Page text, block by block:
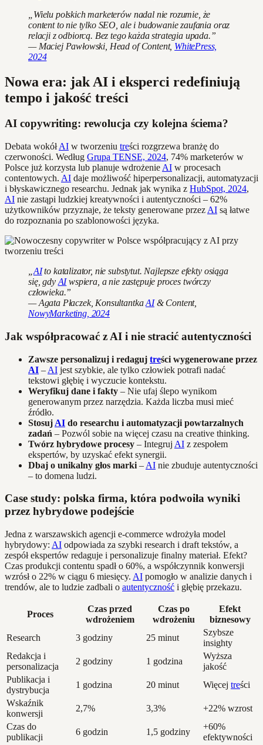
„Wielu polskich marketerów nadal nie rozumie, że
content to nie tylko SEO, ale i budowanie zaufania oraz
relacji z odbiorcą. Bez tego każda strategia upada.”
— Maciej Pawłowski, Head of Content, WhitePress,
2024
Nowa era: jak AI i eksperci redefiniują
tempo i jakość treści
AI copywriting: rewolucja czy kolejna ściema?
Debata wokółAI w tworzeniu treści rozgrzewa branżę do
czerwoności. Według Grupa TENSE, 2024, 74% marketerów w
Polsce już korzysta lub planuje wdrożenie AI w procesach
contentowych. AI daje możliwość hiperpersonalizacji, automatyzacji
i błyskawicznego researchu. Jednak jak wynika z HubSpot, 2024,
AI nie zastąpi ludzkiej kreatywności i autentyczności – 62%
użytkowników przyznaje, że teksty generowane przez AI są łatwe
do rozpoznania po szablonowości języka.
AIto katalizator, nie substytut. Najlepsze efekty osiąga
się, gdy AIwspiera, a nie zastępuje proces twórczy
człowieka.”
— Agata Płaczek, KonsultantkaAI& Content,
NowyMarketing, 2024
Jak współpracować z AI i nie stracić autentyczności
Zawsze personalizuj i redaguj treści wygenerowane przez
AI – AI jest szybkie, ale tylko człowiek potrafi nadać
tekstowi głębię i wyczucie kontekstu.
Weryfikuj dane i fakty – Nie ufaj ślepo wynikom
generowanym przez narzędzia. Każda liczba musi mieć
źródło.
Stosuj AI do researchu i automatyzacji powtarzalnych
zadań – Pozwól sobie na więcej czasu na creative thinking.
Twórz hybrydowe procesy – Integruj AI z zespołem
ekspertów, by uzyskać efekt synergii.
Dbaj o unikalny głos marki – AI nie zbuduje autentyczności
– to domena ludzi.
Case study: polska firma, która podwoiła wyniki
przez hybrydowe podejście
Jedna z warszawskich agencji e-commerce wdrożyła model
hybrydowy: AI odpowiada za szybki research i draft tekstów, a
zespół ekspertów redaguje i personalizuje finalny materiał. Efekt?
Czas produkcji contentu spadł o 60%, a współczynnik konwersji
wzrósł o 22% w ciągu 6 miesięcy. AI pomogło w analizie danych i
trendów, ale to ludzie zadbali o autentyczność i głębię przekazu.
Proces
Czas przed
wdrożeniem
Czas po
wdrożeniu
Efekt
biznesowy
Research
3 godziny 25 minut
Szybsze
insighty
Redakcja i
personalizacja
2 godziny 1 godzina
Wyższa
jakość
Publikacja i
dystrybucja
1 godzina 20 minut Więcej treści
Wskaźnik
konwersji
2,7% 3,3%
+22% wzrost
Czas do
publikacji
6 godzin 1,5 godziny
+60%
efektywności